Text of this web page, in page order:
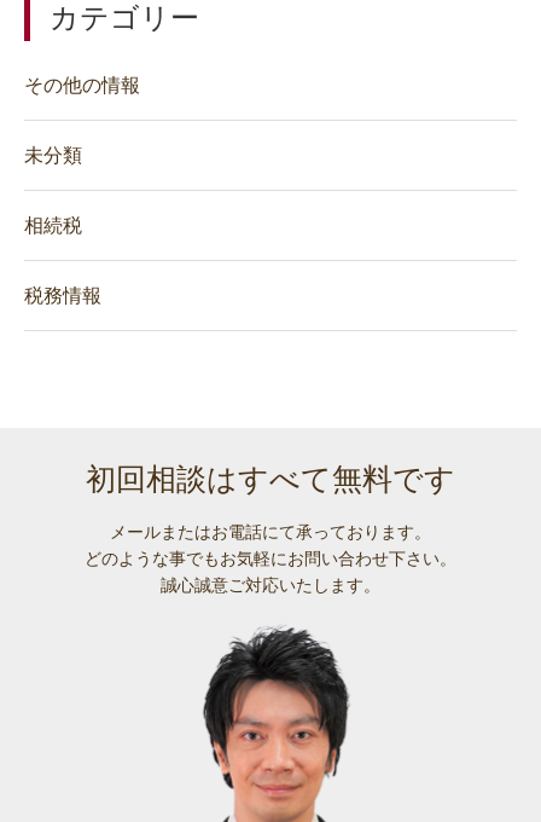
カテゴリー
その他の情報
未分類
相続税
税務情報
初回相談はすべて無料です
メールまたはお電話にて承っております。
どのような事でもお気軽にお問い合わせ下さい。
誠心誠意ご対応いたします。